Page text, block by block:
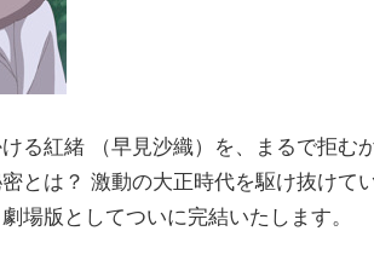
る紅緒 （早見沙織）を、まるで拒む
とは？ 激動の大正時代を駆け抜けて
場版としてついに完結いたします。